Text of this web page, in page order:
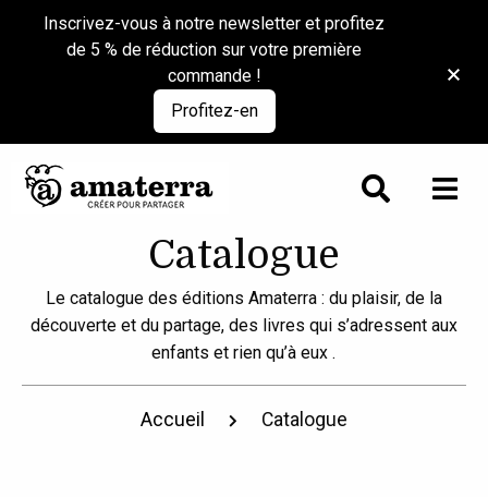
Catalogue
Le catalogue des éditions Amaterra : du plaisir, de la
découverte et du partage, des livres qui s’adressent aux
enfants et rien qu’à eux .
Accueil Catalogue
Inscrivez-vous à notre newsletter et profitez
de 5 % de réduction sur votre première
commande !
Profitez-en